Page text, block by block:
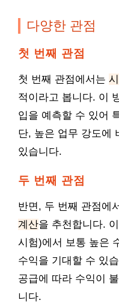
다양한 관점
첫 번째 관점
첫 번째 관점에서는
적이라고 봅니다. 이
입을 예측할 수 있어
단, 높은 업무 강도에
있습니다.
두 번째 관점
반면, 두 번째 관점에
계산을 추천합니다.
시험)에서 보통 높은
수익을 기대할 수 있
공급에 따라 수익이
니다.